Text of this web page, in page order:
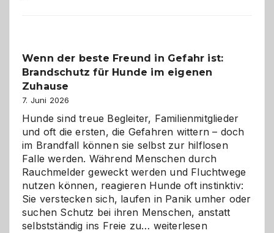
und
herzlich
Wenn der beste Freund in Gefahr ist:
Brandschutz für Hunde im eigenen
Zuhause
7. Juni 2026
Hunde sind treue Begleiter, Familienmitglieder
und oft die ersten, die Gefahren wittern – doch
im Brandfall können sie selbst zur hilflosen
Falle werden. Während Menschen durch
Rauchmelder geweckt werden und Fluchtwege
nutzen können, reagieren Hunde oft instinktiv:
Sie verstecken sich, laufen in Panik umher oder
suchen Schutz bei ihren Menschen, anstatt
selbstständig ins Freie zu… Wenn
weiterlesen